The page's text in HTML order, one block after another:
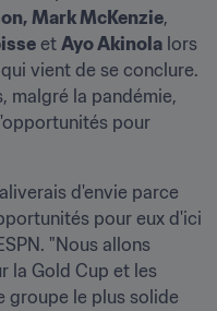
Mark McKenzie
et Ayo Akinola lors
vient de se conclure.
malgré la pandémie,
pour
d'envie parce
pour eux d'ici
"Nous allons
la Gold Cup et les
groupe le plus solide